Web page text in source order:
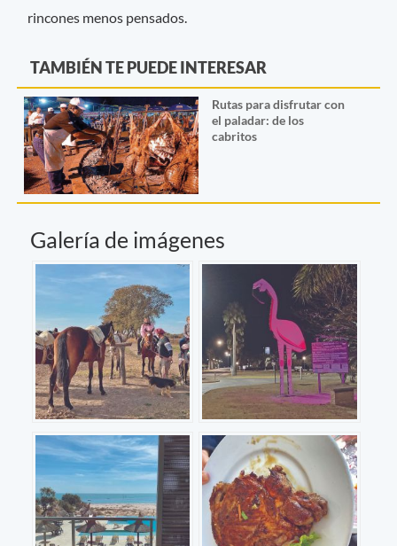
rincones menos pensados.
TAMBIÉN TE PUEDE INTERESAR
Rutas para disfrutar con
el paladar: de los
cabritos
Galería de imágenes